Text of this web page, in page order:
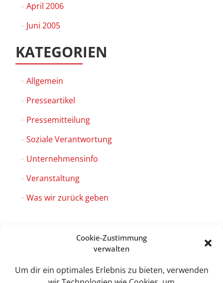
Cookie-Zustimmung
verwalten
Um dir ein optimales Erlebnis zu bieten, verwenden
April 2006
Juni 2005
KATEGORIEN
Allgemein
Presseartikel
Pressemitteilung
Soziale Verantwortung
Unternehmensinfo
Veranstaltung
Was wir zurück geben
Sweet Tec GmbH
Lindhorst 4
19258 Boizenburg